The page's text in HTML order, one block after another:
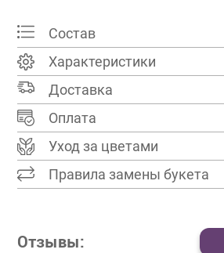
Состав
Характеристики
Доставка
Оплата
Уход за цветами
Правила замены букета
Отзывы: